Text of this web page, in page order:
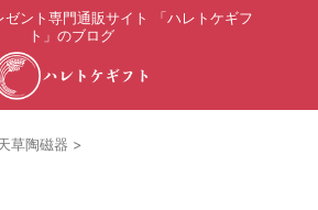
ゼント専門通販サイト 「ハレトケギフ
ト」のブログ
草陶磁器 >